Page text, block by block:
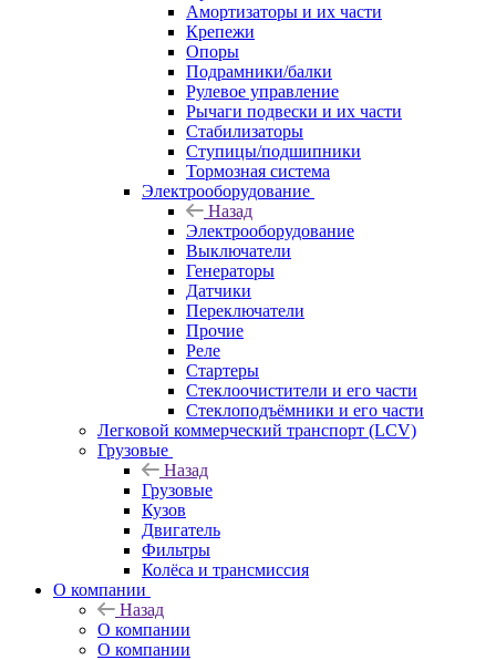
Амортизаторы и их части
Крепежи
Опоры
Подрамники/балки
Рулевое управление
Рычаги подвески и их части
Стабилизаторы
Ступицы/подшипники
Тормозная система
Электрооборудование
Назад
Электрооборудование
Выключатели
Генераторы
Датчики
Переключатели
Прочие
Реле
Стартеры
Стеклоочистители и его части
Стеклоподъёмники и его части
Легковой коммерческий транспорт (LCV)
Грузовые
Назад
Грузовые
Кузов
Двигатель
Фильтры
Колёса и трансмиссия
О компании
Назад
О компании
О компании